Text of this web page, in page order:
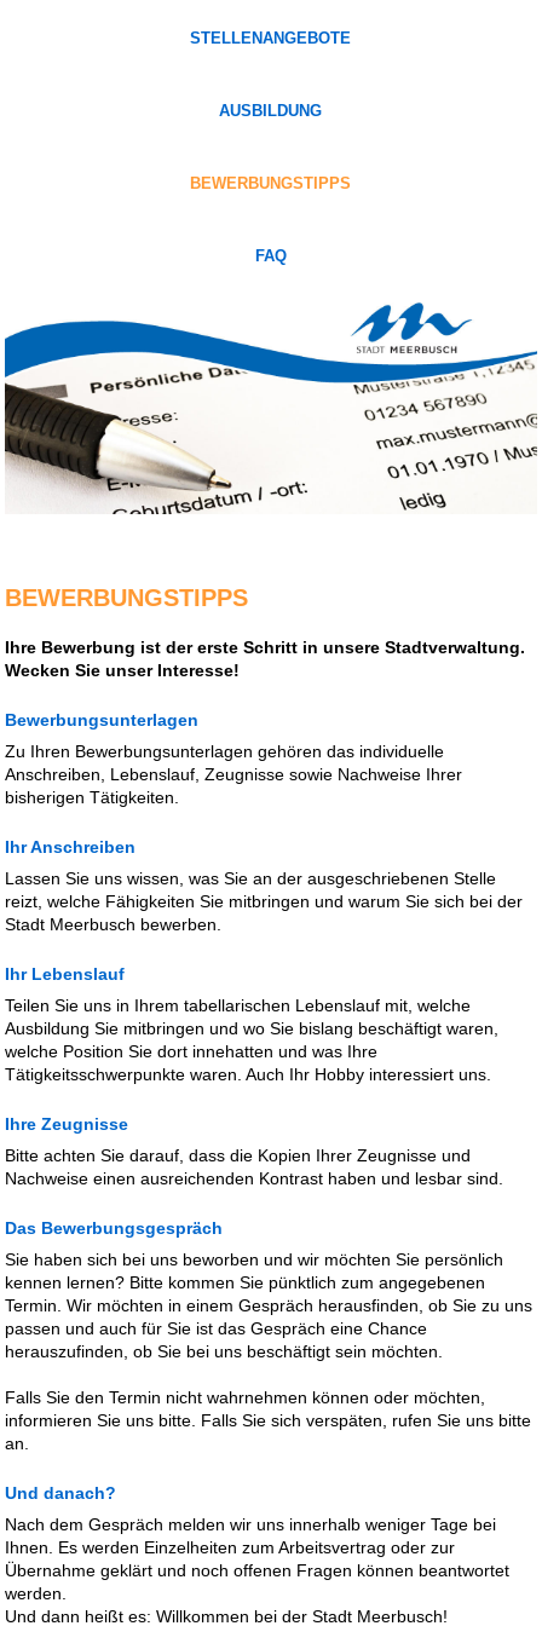
STELLENANGEBOTE
AUSBILDUNG
BEWERBUNGSTIPPS
FAQ
BEWERBUNGSTIPPS
Ihre Bewerbung ist der erste Schritt in unsere Stadtverwaltung.
Wecken Sie unser Interesse!
Bewerbungsunterlagen
Zu Ihren Bewerbungsunterlagen gehören das individuelle
Anschreiben, Lebenslauf, Zeugnisse sowie Nachweise Ihrer
bisherigen Tätigkeiten.
Ihr Anschreiben
Lassen Sie uns wissen, was Sie an der ausgeschriebenen Stelle
reizt, welche Fähigkeiten Sie mitbringen und warum Sie sich bei der
Stadt Meerbusch bewerben.
Ihr Lebenslauf
Teilen Sie uns in Ihrem tabellarischen Lebenslauf mit, welche
Ausbildung Sie mitbringen und wo Sie bislang beschäftigt waren,
welche Position Sie dort innehatten und was Ihre
Tätigkeitsschwerpunkte waren. Auch Ihr Hobby interessiert uns.
Ihre Zeugnisse
Bitte achten Sie darauf, dass die Kopien Ihrer Zeugnisse und
Nachweise einen ausreichenden Kontrast haben und lesbar sind.
Das Bewerbungsgespräch
Sie haben sich bei uns beworben und wir möchten Sie persönlich
kennen lernen? Bitte kommen Sie pünktlich zum angegebenen
Termin. Wir möchten in einem Gespräch herausfinden, ob Sie zu uns
passen und auch für Sie ist das Gespräch eine Chance
herauszufinden, ob Sie bei uns beschäftigt sein möchten.
Falls Sie den Termin nicht wahrnehmen können oder möchten,
informieren Sie uns bitte. Falls Sie sich verspäten, rufen Sie uns bitte
an.
Und danach?
Nach dem Gespräch melden wir uns innerhalb weniger Tage bei
Ihnen. Es werden Einzelheiten zum Arbeitsvertrag oder zur
Übernahme geklärt und noch offenen Fragen können beantwortet
werden.
Und dann heißt es: Willkommen bei der Stadt Meerbusch!